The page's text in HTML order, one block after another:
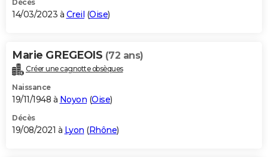
Décès
14/03/2023 à Creil (Oise)
Marie GREGEOIS (72 ans)
Créer une cagnotte obsèques
Naissance
19/11/1948 à Noyon (Oise)
Décès
19/08/2021 à Lyon (Rhône)